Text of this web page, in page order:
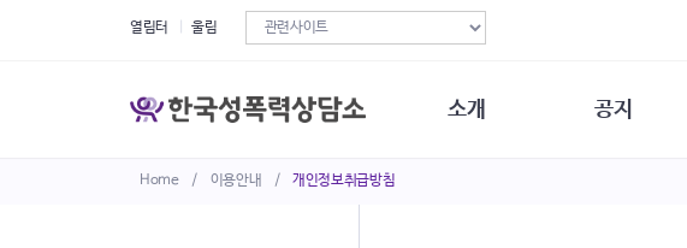
Home / 이용안내 / 개인정보취급방침
열림터 울림
소개 공지